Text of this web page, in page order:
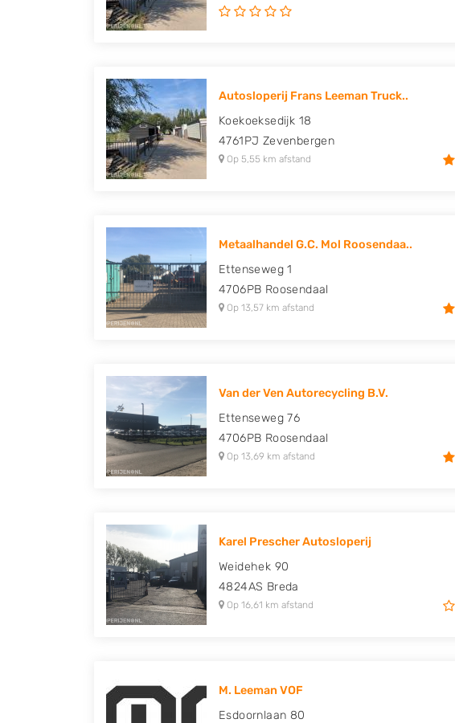
Autosloperij Frans Leeman Truck..
Koekoeksedijk 18
4761PJ Zevenbergen
Op 5,55 km afstand
Metaalhandel G.C. Mol Roosendaa..
Ettenseweg 1
4706PB Roosendaal
Op 13,57 km afstand
Van der Ven Autorecycling B.V.
Ettenseweg 76
4706PB Roosendaal
Op 13,69 km afstand
Karel Prescher Autosloperij
Weidehek 90
4824AS Breda
Op 16,61 km afstand
M. Leeman VOF
Esdoornlaan 80